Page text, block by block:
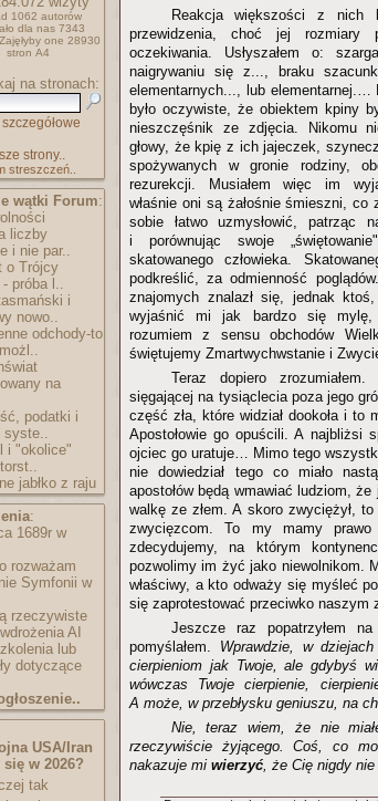
1062 autorów
dla nas 7343
Zajęłyby one 28930
stron A4
na stronach:
strony..
streszczeń..
wątki Forum:
liczby
i nie par..
o Trójcy
próba l..
i
nowo..
odchody-to
na
podatki i
syste..
i "okolice"
jabłko z raju
:
1689r w
rozważam
Symfonii w
rzeczywiste
AI
lub
dotyczące
USA/Iran
w 2026?
tak
Reakcja większości z nich
przewidzenia, choć jej rozmiary
oczekiwania. Usłyszałem o:
naigrywaniu się z..., braku
elementarnych..., lub elementarnej.…
było oczywiste, że obiektem kpiny
nieszczęśnik ze zdjęcia. Nikomu
głowy, że kpię z ich jajeczek,
spożywanych w gronie rodziny,
rezurekcji. Musiałem więc im
właśnie oni są żałośnie śmieszni, co
sobie łatwo uzmysłowić, patrząc
i porównując swoje
skatowanego człowieka.
podkreślić, za odmienność
znajomych znalazł się, jednak
wyjaśnić mi jak bardzo się
rozumiem z sensu obchodów
świętujemy Zmartwychwstanie i
Teraz dopiero
sięgającej na tysiąclecia poza jego
część zła, które widział dookoła i to
Apostołowie go opuścili. A najbliżsi
ojciec go uratuje… Mimo tego
nie dowiedział tego co miało
apostołów będą wmawiać ludziom,
walkę ze złem. A skoro zwyciężył,
zwycięzcom. To my mamy
zdecydujemy, na którym
pozwolimy im żyć jako niewolnikom.
właściwy, a kto odważy się myśleć
się zaprotestować przeciwko naszym
Jeszcze raz popatrzyłem
pomyślałem. Wprawdzie, w
cierpieniom jak Twoje, ale gdybyś
wówczas Twoje cierpienie,
A może, w przebłysku geniuszu, na
Nie, teraz wiem, że nie
rzeczywiście żyjącego. Coś, co
nakazuje mi wierzyć, że Cię nigdy nie